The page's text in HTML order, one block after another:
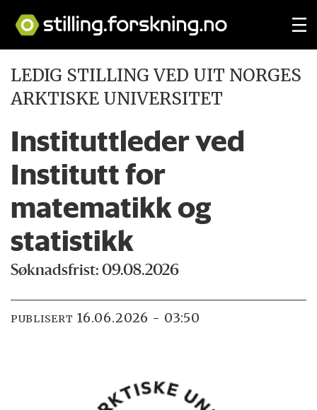
LEDIG STILLING VED UIT NORGES
ARKTISKE UNIVERSITET
Instituttleder ved
Institutt for
matematikk og
statistikk
Søknadsfrist: 09.08.2026
PUBLISERT 16.06.2026 - 03:50